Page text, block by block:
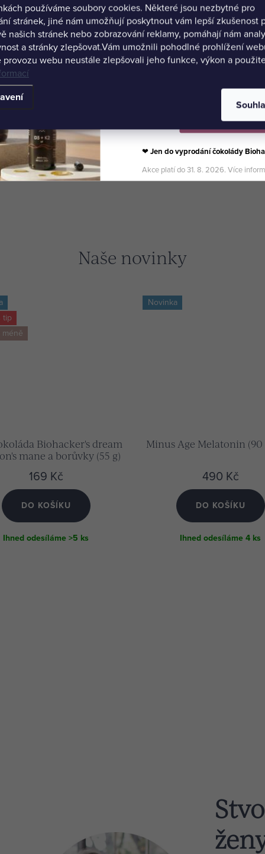
používáme soubory cookies. Některé jsou nezbytné pro
stránek, jiné nám umožňují poskytnout vám lepší zkušenost
našich stránek nebo zobrazování reklamy, pomáhají nám
a stránky zlepšovat.Vám umožnili pohodlné prohlížení
provozu webu neustále zlepšovali jeho funkce, výkon a
Naše novinky
tip
Biohacker's dream
mane a borůvky (55 g)
169 Kč
DO KOŠÍKU
Ihned odesíláme>5 ks
Novinka
Minus Age Melatonin (90
490 Kč
DO KOŠÍKU
Ihned odesíláme4 ks
💻 Ochutnávku
Vybrat své produkty
❤Jen do vyprodání čokolády
Akce platí do 31. 8. 2026. Více